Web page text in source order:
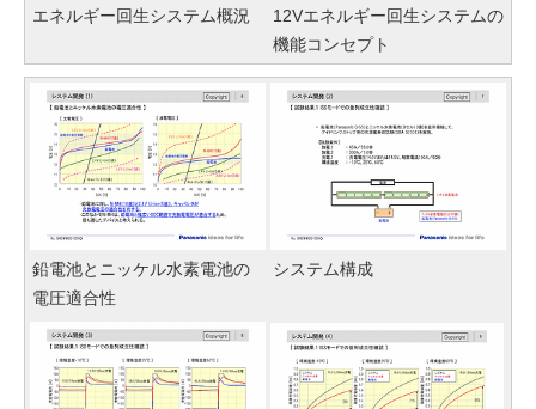
エネルギー回生システム概況
12Vエネルギー回生システムの
機能コンセプト
鉛電池とニッケル水素電池の
電圧適合性
システム構成